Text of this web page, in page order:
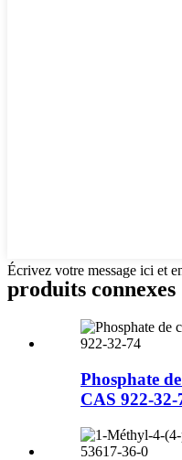
Écrivez votre message ici et
produits connexes
Phosphate
CAS 922-32-